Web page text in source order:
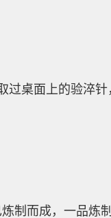
桌面上的验淬针
制而成，一品炼